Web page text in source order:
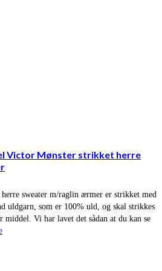
Victor Mønster strikket herre
sweater m/raglin ærmer er strikket med
uldgarn, som er 100% uld, og skal strikkes
middel. Vi har lavet det sådan at du kan se